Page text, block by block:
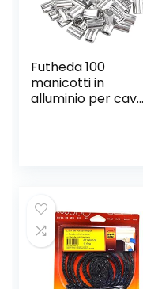
Futheda 100
manicotti in
alluminio per cavo,